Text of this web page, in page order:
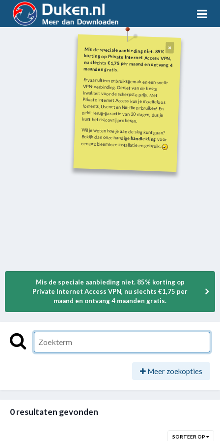
Mis de speciale aanbieding niet. 85%
korting op Private Internet Access VPN,
nu slechts €1,75 per maand en ontvang 4
maanden gratis.
Ervaar ultiem gebruiksgemak en een snelle
VPN-verbinding. Geniet van de beste
kwaliteit voor de scherpste prijs. Met
Private Internet Access kun je moeiteloos
torrents, Usenet en Netflix gebruiken! En
geld-terug-garantie van 30 dagen, dus je
kunt het risicovrij proberen.
Wil je weten hoe je aan de slag kunt gaan?
Bekijk dan onze handigehandleiding voor
een probleemloze installatie en gebruik.
Mis de speciale aanbieding niet. 85% korting op
Private Internet Access VPN, nu slechts €1,75 per
maand en ontvang 4 maanden gratis.
Meer zoekopties
0 resultaten gevonden
SORTEER OP